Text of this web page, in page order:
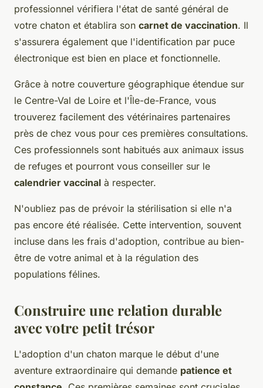
professionnel vérifiera l'état de santé général de
votre chaton et établira son carnet de vaccination. Il
s'assurera également que l'identification par puce
électronique est bien en place et fonctionnelle.
Grâce à notre couverture géographique étendue sur
le Centre-Val de Loire et l'Île-de-France, vous
trouverez facilement des vétérinaires partenaires
près de chez vous pour ces premières consultations.
Ces professionnels sont habitués aux animaux issus
de refuges et pourront vous conseiller sur le
calendrier vaccinal à respecter.
N'oubliez pas de prévoir la stérilisation si elle n'a
pas encore été réalisée. Cette intervention, souvent
incluse dans les frais d'adoption, contribue au bien-
être de votre animal et à la régulation des
populations félines.
Construire une relation durable
avec votre petit trésor
L'adoption d'un chaton marque le début d'une
aventure extraordinaire qui demande patience et